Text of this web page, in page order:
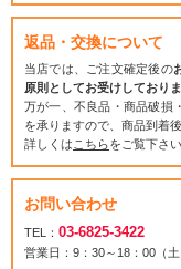
返品・交換について
当店では、ご注文確定後の
原則としてお受けしておりま
万が一、不良品・商品破損
を承りますので、商品到着
詳しくは こちらをご覧下さい
お問い合わせ
TEL： 03-6825-3422
営業日：9：30～18：00（